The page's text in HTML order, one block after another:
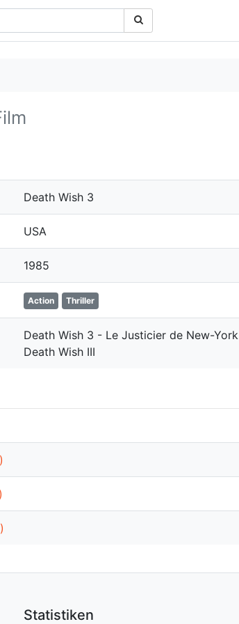
Death Wish 3
USA
1985
Action Thriller
Death Wish 3 - Le Justicier de New-York
Death Wish III
Statistiken